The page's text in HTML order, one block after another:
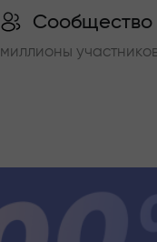
Сообщество
миллионы